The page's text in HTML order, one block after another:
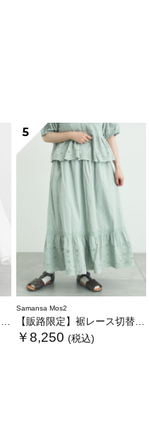
5
Samansa Mos2
【販路限定】裾レース切替ギャザースカート
￥8,250 (税込)